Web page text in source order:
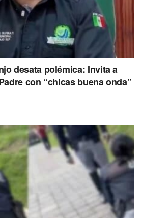
desata polémica: Invita a
con “chicas buena onda”